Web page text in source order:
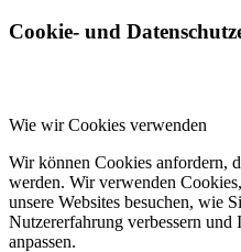
Cookie- und
Wie wir Cookies verwenden
Wir können Cookies anfordern,
werden. Wir verwenden
unsere Websites besuchen, wie
Nutzererfahrung verbessern und
anpassen.